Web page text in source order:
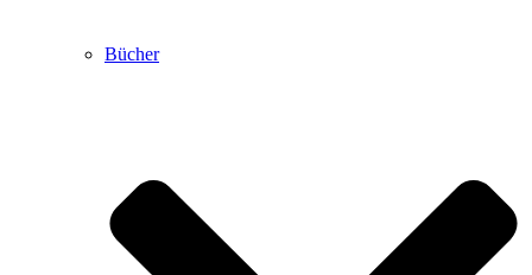
Bücher